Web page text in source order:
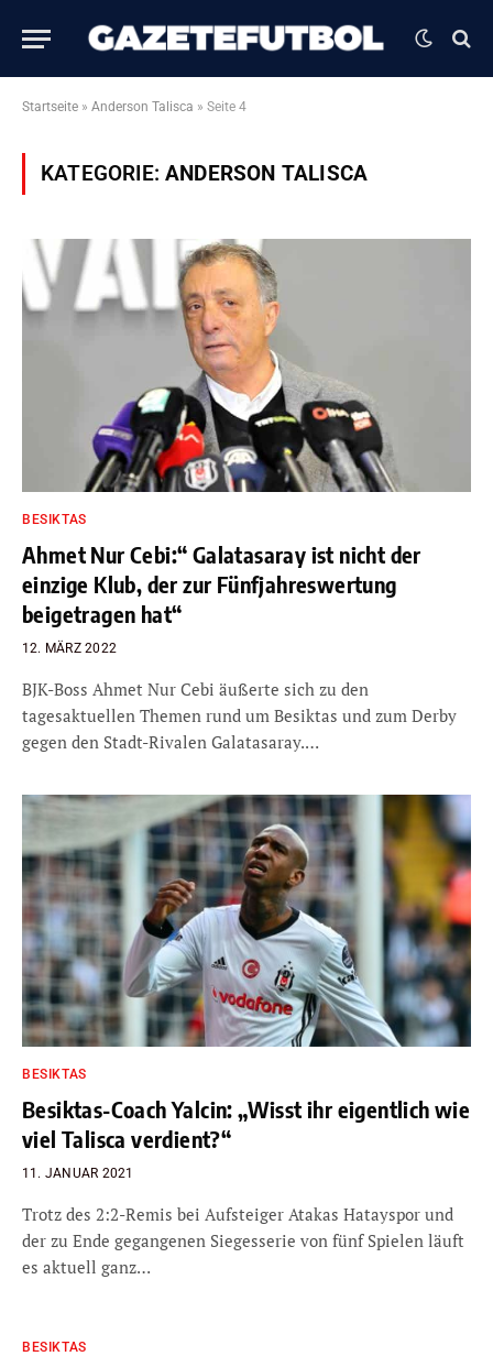
Startseite » Anderson Talisca » Seite 4
KATEGORIE:ANDERSON TALISCA
BESIKTAS
Ahmet Nur Cebi:“ Galatasaray ist nicht der
einzige Klub, der zur Fünfjahreswertung
beigetragen hat“
12. MÄRZ 2022
BJK-Boss Ahmet Nur Cebi äußerte sich zu den
tagesaktuellen Themen rund um Besiktas und zum Derby
gegen den Stadt-Rivalen Galatasaray.…
BESIKTAS
Besiktas-Coach Yalcin: „Wisst ihr eigentlich wie
viel Talisca verdient?“
11. JANUAR 2021
Trotz des 2:2-Remis bei Aufsteiger Atakas Hatayspor und
der zu Ende gegangenen Siegesserie von fünf Spielen läuft
es aktuell ganz…
BESIKTAS